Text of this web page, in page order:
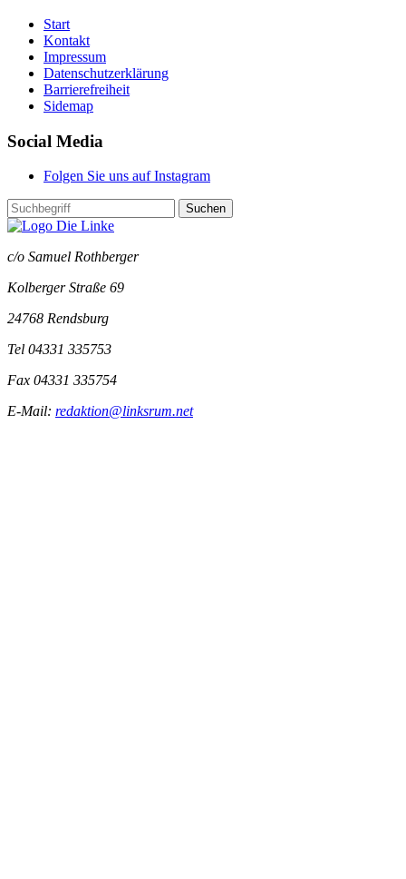
Start
Kontakt
Impressum
Datenschutzerklärung
Barrierefreiheit
Sidemap
Social Media
Folgen Sie uns auf Instagram
Suchen
c/o Samuel Rothberger
Kolberger Straße 69
24768 Rendsburg
Tel 04331 335753
Fax 04331 335754
E-Mail: redaktion@linksrum.net